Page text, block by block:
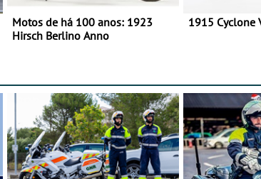
Motos de há 100 anos: 1923
Hirsch Berlino Anno
1915 Cyclone